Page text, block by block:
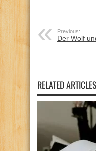
Previous:
Der Wolf
RELATED ARTICLES